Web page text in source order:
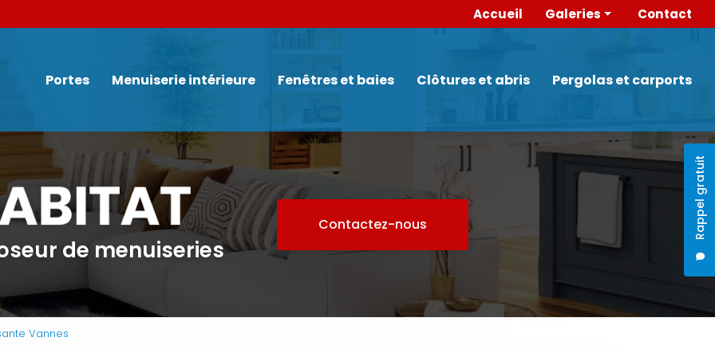
Rappel gratuit
Accueil
Galeries
Pergolas et carports
Contact
Portes Menuiserie intérieure Fenêtres et baies Clôtures et abris Pergolas et carports
de menuiseries
Contactez-nous
Vannes